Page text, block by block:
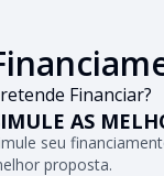
Financiar?
AS
seu
proposta.